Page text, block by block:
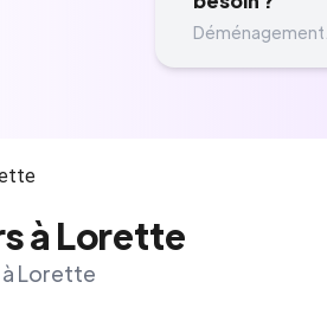
à Lorette
à Lorette